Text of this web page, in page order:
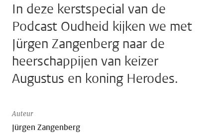
In deze kerstspecial van de
Podcast Oudheid kijken we met
Jürgen Zangenberg naar de
heerschappijen van keizer
Augustus en koning Herodes.
Auteur
Jürgen Zangenberg